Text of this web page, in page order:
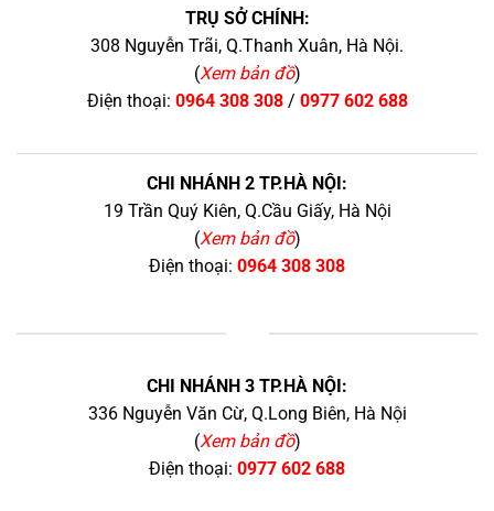
TRỤ SỞ CHÍNH:
308 Nguyễn Trãi, Q.Thanh Xuân, Hà Nội.
(Xem bản đồ)
Điện thoại: 0964 308 308/ 0977 602 688
CHI NHÁNH 2 TP.HÀ NỘI:
19 Trần Quý Kiên, Q.Cầu Giấy, Hà Nội
(Xem bản đồ)
Điện thoại: 0964 308 308
CHI NHÁNH 3 TP.HÀ NỘI:
336 Nguyễn Văn Cừ, Q.Long Biên, Hà Nội
(Xem bản đồ)
Điện thoại: 0977 602 688